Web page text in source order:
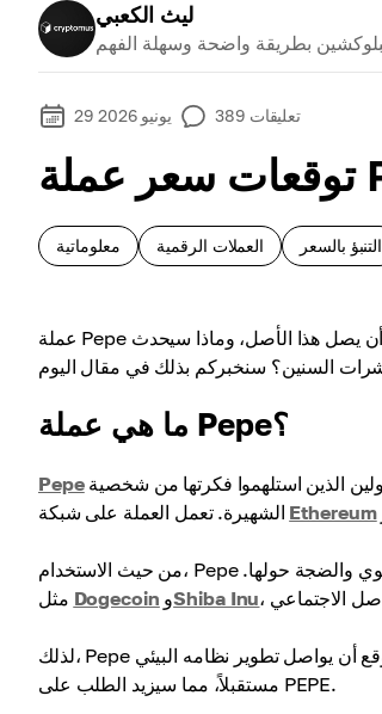
ليث الكعبي
29 يونيو 2026 389 تعليقات
معلوماتية العملات الرقمية التنبؤ بالسعر
عملة Pepe هي عملة ميم مفضلة للتداول بسبب تقلباتها العالية وحجم تداولها الكبير. إلى أي مدى يمكن أن يصل هذا الأصل، وماذا سيحدث
ما هي عملة Pepe؟
Pepeهي عملة ميم تم إنشاؤها في عام 2023 من قبل فريق من المطورين المجهولين الذين استلهموا فكرتها من شخصية Pepe the Frog
Ethereum
من حيث الاستخدام، Pepe مثل أي عملة ميم أخرى: لا تمتلك قاعدة تقنية كبيرة لكنها تحظى بشعبية واسعة بسبب المجتمع القوي والضجة حولها.
Dogecoin وShiba Inu
لذلك، Pepe هي أصل مثير للاهتمام دخل بالفعل قائمة أكبر العملات الرقمية من حيث القيمة السوقية. من المتوقع أن يواصل تطوير نظامه البيئي
مستقبلاً، مما سيزيد الطلب على PEPE.